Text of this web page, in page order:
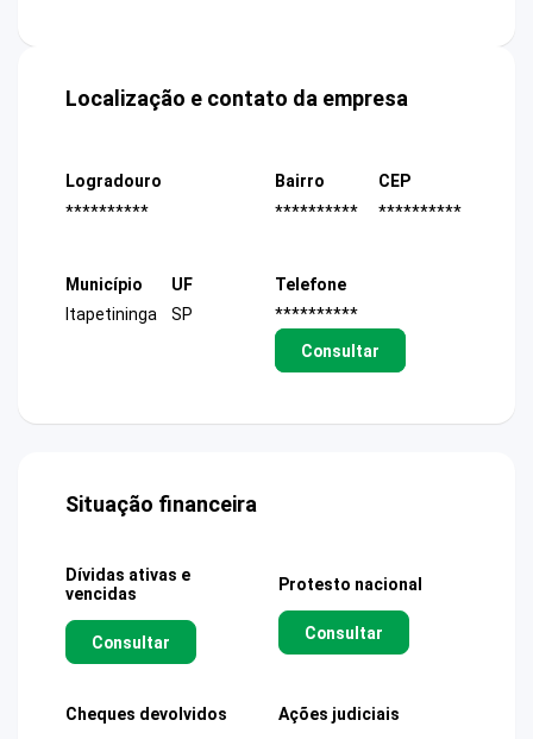
Localização e contato da empresa
Logradouro
**********
Bairro
**********
CEP
**********
Município
Itapetininga
UF
SP
Telefone
**********
Consultar
Situação financeira
Dívidas ativas e
vencidas
Consultar
Protesto nacional
Consultar
Cheques devolvidos Ações judiciais